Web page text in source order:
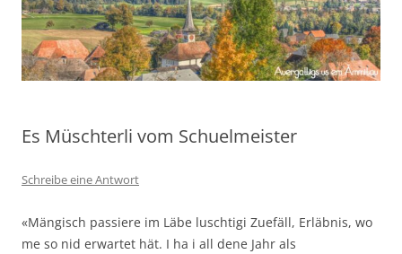
Es Müschterli vom Schuelmeister
Schreibe eine Antwort
«Mängisch passiere im Läbe luschtigi Zuefäll, Erläbnis, wo
me so nid erwartet hät. I ha i all dene Jahr als